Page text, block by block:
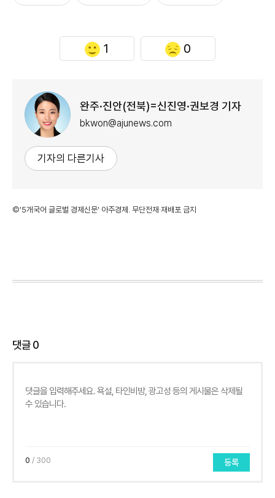
1 0
완주·진안(전북)=신진영·권보경 기자
bkwon@ajunews.com
기자의 다른기사
©'5개국어 글로벌 경제신문' 아주경제. 무단전재·재배포 금지
댓글0
0 / 300 등록